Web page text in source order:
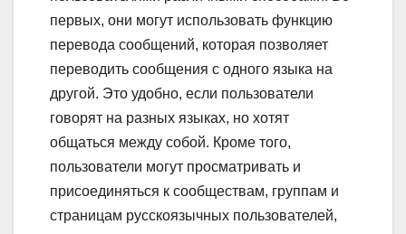
первых, они могут использовать функцию
перевода сообщений, которая позволяет
переводить сообщения с одного языка на
другой. Это удобно, если пользователи
говорят на разных языках, но хотят
общаться между собой. Кроме того,
пользователи могут просматривать и
присоединяться к сообществам, группам и
страницам русскоязычных пользователей,